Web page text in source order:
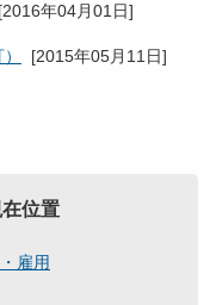
2016年04月01日]
[2015年05月11日]
位置
雇用